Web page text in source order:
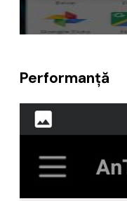
Performanță